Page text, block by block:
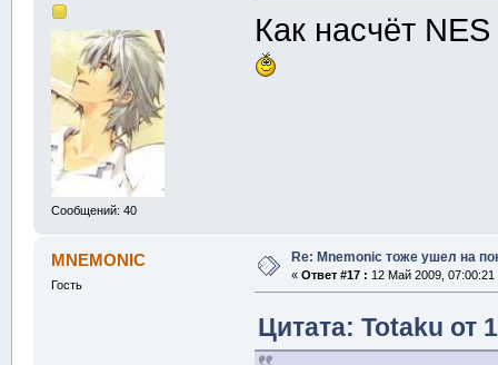
Сообщений: 40
Как насчёт
MNEMONIC
Гость
Re: Mnemonic тоже ушел на
« Ответ #17 : 12 Май 2009, 07:00:21
Цитата: Totaku от